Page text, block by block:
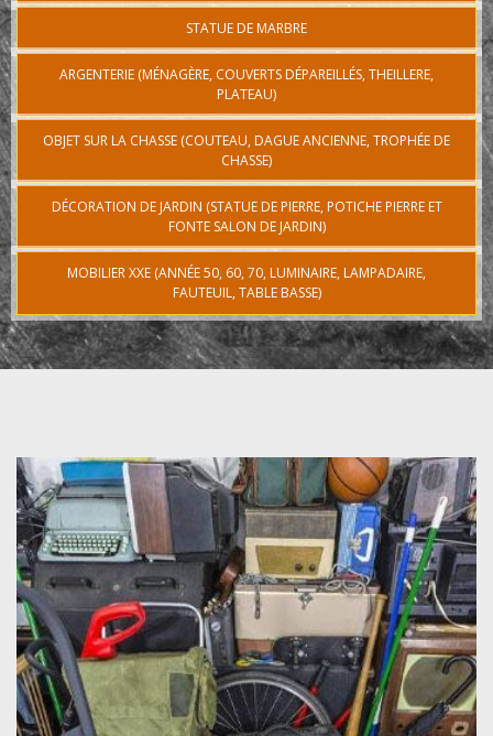
STATUE DE MARBRE
ARGENTERIE (MÉNAGÈRE, COUVERTS DÉPAREILLÉS, THEILLERE,
PLATEAU)
OBJET SUR LA CHASSE (COUTEAU, DAGUE ANCIENNE, TROPHÉE DE
CHASSE)
DÉCORATION DE JARDIN (STATUE DE PIERRE, POTICHE PIERRE ET
FONTE SALON DE JARDIN)
MOBILIER XXE (ANNÉE 50, 60, 70, LUMINAIRE, LAMPADAIRE,
FAUTEUIL, TABLE BASSE)